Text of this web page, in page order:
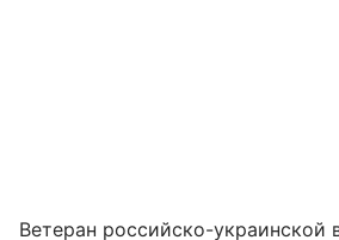
Ветеран российско-украинской